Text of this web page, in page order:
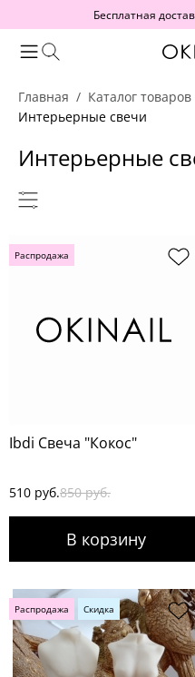
Бесплатная
Главная Каталог товаров
Интерьерные свечи
Интерьерные
Распродажа
Ibdi Свеча "Кокос"
510 руб.850 руб.
Распродажа Скидка